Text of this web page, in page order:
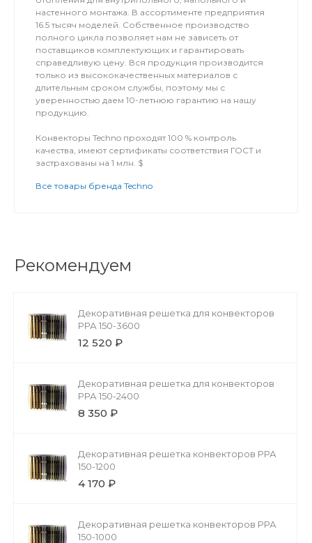
настенного монтажа. В ассортименте предприятия
16.5 тысяч моделей. Собственное производство
полного цикла позволяет нам не зависеть от
поставщиков комплектующих и гарантировать
справедливую цену. Вся продукция производится
только из высококачественных материалов с
длительным сроком службы, поэтому мы с
уверенностью даем 10-летнюю гарантию на нашу
продукцию.
Конвекторы Techno проходят 100 % контроль
качества, имеют сертификаты соответствия ГОСТ и
застрахованы на 1 млн. $
Все товары бренда Techno
Рекомендуем
Декоративная решетка для конвекторов
РРА 150-3600
12 520 ₽
Декоративная решетка для конвекторов
РРА 150-2400
8 350 ₽
Декоративная решетка конвекторов РРА
150-1200
4 170 ₽
Декоративная решетка конвекторов РРА
150-1000